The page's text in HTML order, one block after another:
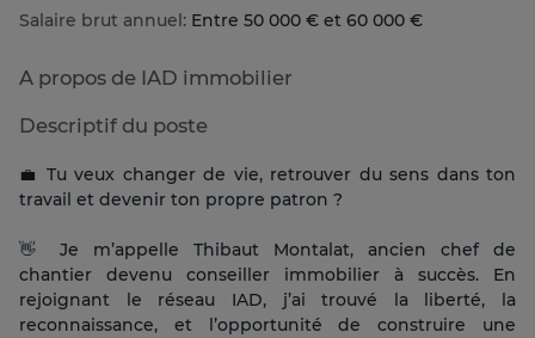
Salaire brut annuel: Entre 50 000 € et 60 000 €
A propos de IAD immobilier
Descriptif du poste
💼 Tu veux changer de vie, retrouver du sens dans ton
travail et devenir ton propre patron ?
👋 Je m’appelle Thibaut Montalat, ancien chef de
chantier devenu conseiller immobilier à succès. En
rejoignant le réseau IAD, j’ai trouvé la liberté, la
reconnaissance, et l’opportunité de construire une